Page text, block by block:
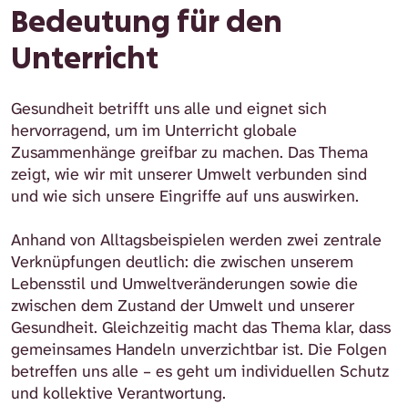
Bedeutung für den
Unterricht
Gesundheit betrifft uns alle und eignet sich
hervorragend, um im Unterricht globale
Zusammenhänge greifbar zu machen. Das Thema
zeigt, wie wir mit unserer Umwelt verbunden sind
und wie sich unsere Eingriffe auf uns auswirken.
Anhand von Alltagsbeispielen werden zwei zentrale
Verknüpfungen deutlich: die zwischen unserem
Lebensstil und Umweltveränderungen sowie die
zwischen dem Zustand der Umwelt und unserer
Gesundheit. Gleichzeitig macht das Thema klar, dass
gemeinsames Handeln unverzichtbar ist. Die Folgen
betreffen uns alle – es geht um individuellen Schutz
und kollektive Verantwortung.